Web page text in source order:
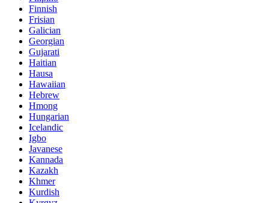
Finnish
Frisian
Galician
Georgian
Gujarati
Haitian
Hausa
Hawaiian
Hebrew
Hmong
Hungarian
Icelandic
Igbo
Javanese
Kannada
Kazakh
Khmer
Kurdish